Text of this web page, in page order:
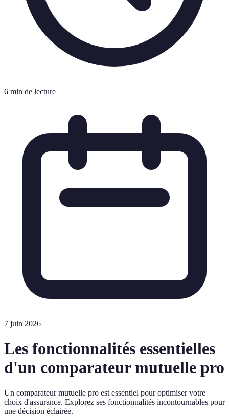
6 min de lecture
7 juin 2026
Les fonctionnalités essentielles
d'un comparateur mutuelle pro
Un comparateur mutuelle pro est essentiel pour optimiser votre
choix d'assurance. Explorez ses fonctionnalités incontournables pour
une décision éclairée.